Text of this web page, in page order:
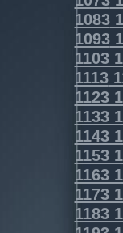
1083
1093
1103
1113
1123
1133
1143
1153
1163
1173
1183